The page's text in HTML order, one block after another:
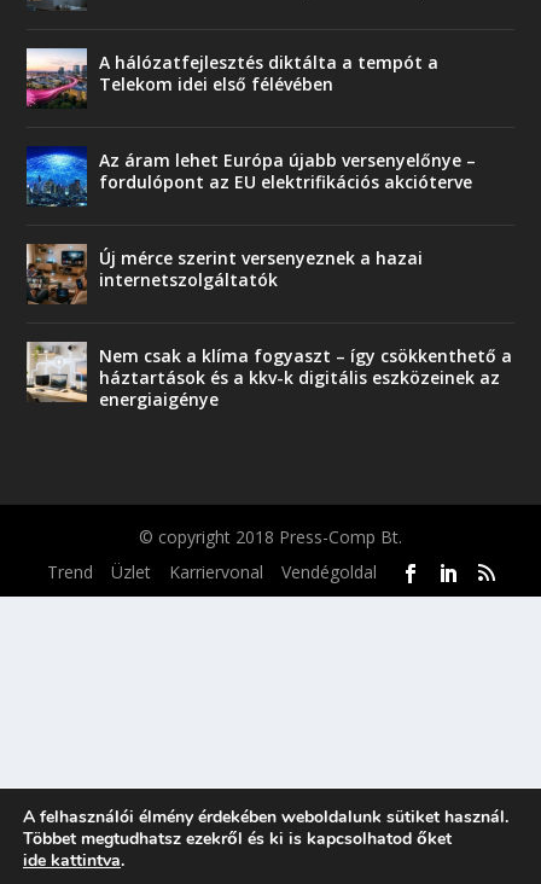
A hálózatfejlesztés diktálta a tempót a
Telekom idei első félévében
Az áram lehet Európa újabb versenyelőnye –
fordulópont az EU elektrifikációs akcióterve
Új mérce szerint versenyeznek a hazai
internetszolgáltatók
Nem csak a klíma fogyaszt – így csökkenthető a
háztartások és a kkv-k digitális eszközeinek az
energiaigénye
© copyright 2018 Press-Comp Bt.
Trend
Üzlet Karriervonal Vendégoldal
A felhasználói élmény érdekében weboldalunk sütiket használ.
Többet megtudhatsz ezekről és ki is kapcsolhatod őket
ide kattintva.